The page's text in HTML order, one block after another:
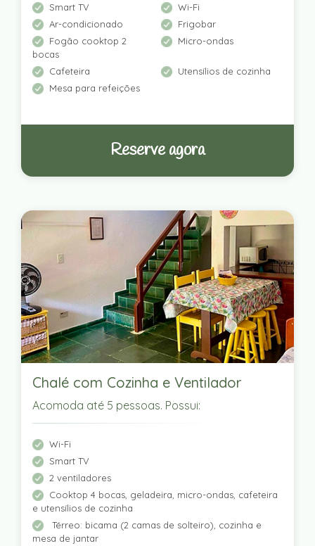
Smart TV
Wi-Fi
Ar-condicionado
Frigobar
Fogão cooktop 2
bocas
Micro-ondas
Cafeteira
Utensílios de cozinha
Mesa para refeições
Reserve agora
Chalé com Cozinha e Ventilador
Acomoda até 5 pessoas. Possui:
Wi-Fi
Smart TV
2 ventiladores
Cooktop 4 bocas, geladeira, micro-ondas, cafeteira
e utensílios de cozinha
Térreo: bicama (2 camas de solteiro), cozinha e
mesa de jantar